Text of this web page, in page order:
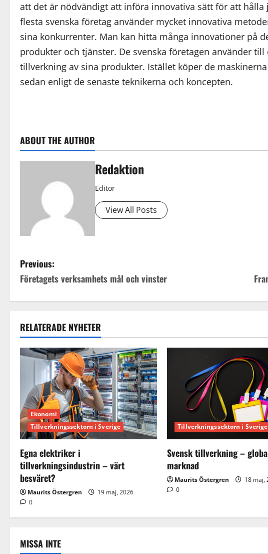
att det är nödvändigt att införa innovativa sätt för att
flesta svenska företag använder mycket innovativa
sina konkurrenter. Man kan hitta många innovationer på
produkter och tjänster. De svenska företagen använder
tillverkning av sina produkter. Istället köper de
sedan enligt de senaste teknikerna och koncepten.
ABOUT THE AUTHOR
Redaktion
Editor
View All Posts
P
o
s
t
n
i
g
a
t
i
o
n
Previous:
Företagets verksamhets mål och vinster
RELATERADE NYHETER
Ekonomi
Tillverkningssektorn i Sverige
Egna elektriker i
tillverkningsindustrin – värt
besväret?
Maurits Östergren
19 maj, 2026
0
Tillverkningssektorn i Sverige
Svensk tillverkning –
marknad
Maurits Östergren
18 maj,
0
MISSA INTE